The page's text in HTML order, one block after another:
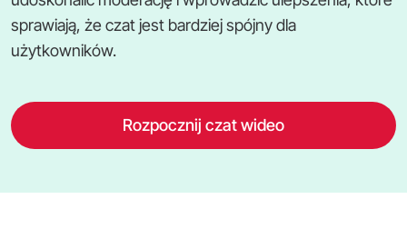
sprawiają, że czat jest bardziej spójny dla
użytkowników.
Rozpocznij czat wideo